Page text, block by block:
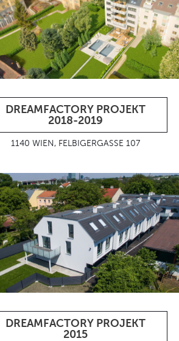
DREAMFACTORY PROJEKT
2018-2019
1140 WIEN, FELBIGERGASSE 107
DREAMFACTORY PROJEKT
2015